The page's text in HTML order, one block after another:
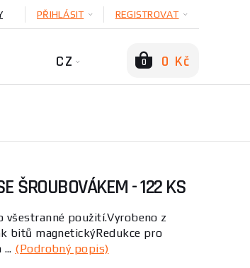
PŘIHLÁSIT REGISTROVAT
CZ 0 0 Kč
ŠROUBOVÁKEM - 122 KS
všestranné použití.Vyrobeno z
bitů magnetickýRedukce pro
(Podrobný popis)